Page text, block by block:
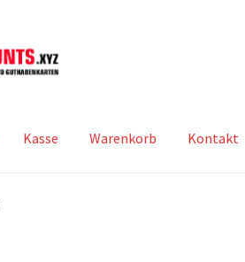
Kasse Warenkorb Kontakt